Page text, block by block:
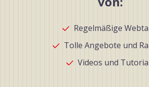
Regelmäßige
Tolle Angebote und
Videos und